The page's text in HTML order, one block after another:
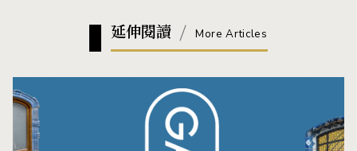
延伸閱讀 More Articles